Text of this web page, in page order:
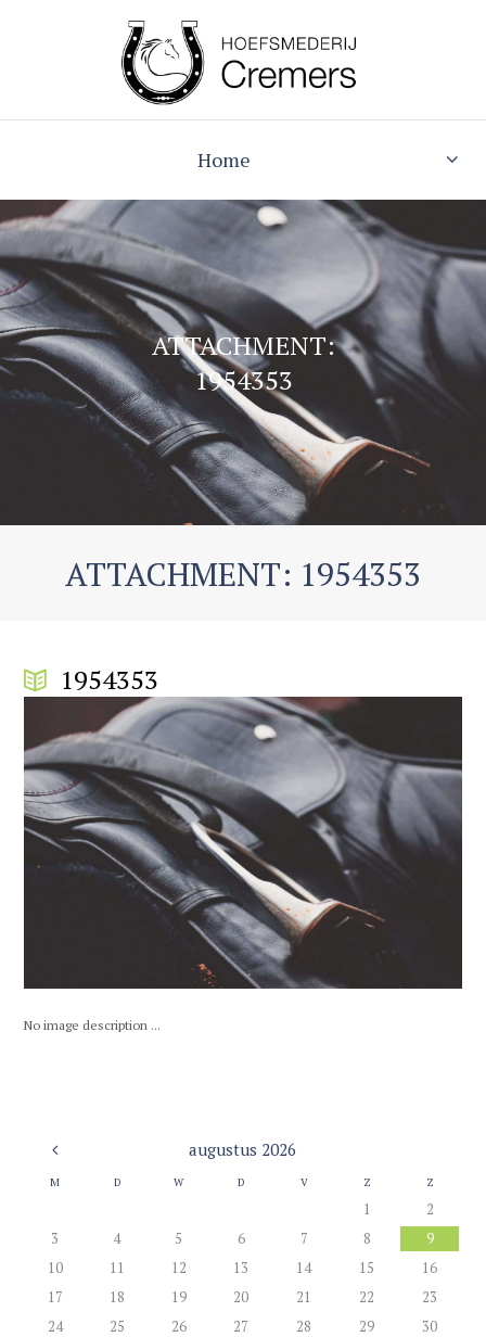
Home
ATTACHMENT:
1954353
ATTACHMENT: 1954353
1954353
No image description ...
augustus 2026
M D W D V Z Z
1
2
3
4 5 6 7 8
9
10
11 12 13 14 15
16
17
18 19 20 21 22
23
24
25 26 27 28 29
30